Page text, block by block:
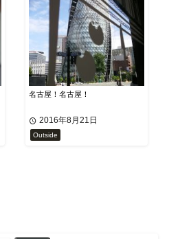
名古屋！名古屋！
2016年8月21日
Outside